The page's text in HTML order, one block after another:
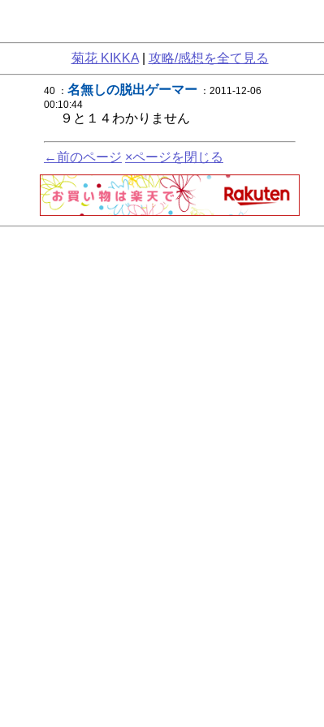
菊花 KIKKA| 攻略/感想を全て見る
40 ： 名無しの脱出ゲーマー ：2011-12-06
00:10:44
９と１４わかりません
←前のページ ×ページを閉じる